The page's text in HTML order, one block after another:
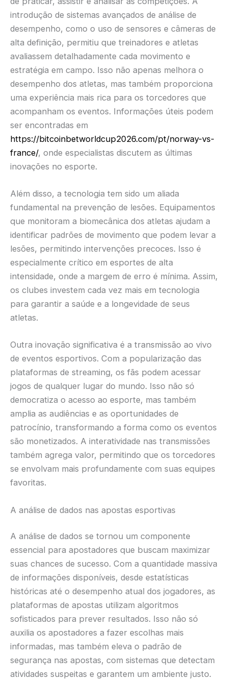
introdução de sistemas avançados de análise de
desempenho, como o uso de sensores e câmeras de
alta definição, permitiu que treinadores e atletas
avaliassem detalhadamente cada movimento e
estratégia em campo. Isso não apenas melhora o
desempenho dos atletas, mas também proporciona
uma experiência mais rica para os torcedores que
acompanham os eventos. Informações úteis podem
ser encontradas em
https://bitcoinbetworldcup2026.com/pt/norway-vs-
france/, onde especialistas discutem as últimas
inovações no esporte.
Além disso, a tecnologia tem sido um aliada
fundamental na prevenção de lesões. Equipamentos
que monitoram a biomecânica dos atletas ajudam a
identificar padrões de movimento que podem levar a
lesões, permitindo intervenções precoces. Isso é
especialmente crítico em esportes de alta
intensidade, onde a margem de erro é mínima. Assim,
os clubes investem cada vez mais em tecnologia
para garantir a saúde e a longevidade de seus
atletas.
Outra inovação significativa é a transmissão ao vivo
de eventos esportivos. Com a popularização das
plataformas de streaming, os fãs podem acessar
jogos de qualquer lugar do mundo. Isso não só
democratiza o acesso ao esporte, mas também
amplia as audiências e as oportunidades de
patrocínio, transformando a forma como os eventos
são monetizados. A interatividade nas transmissões
também agrega valor, permitindo que os torcedores
se envolvam mais profundamente com suas equipes
favoritas.
A análise de dados nas apostas esportivas
A análise de dados se tornou um componente
essencial para apostadores que buscam maximizar
suas chances de sucesso. Com a quantidade massiva
de informações disponíveis, desde estatísticas
históricas até o desempenho atual dos jogadores, as
plataformas de apostas utilizam algoritmos
sofisticados para prever resultados. Isso não só
auxilia os apostadores a fazer escolhas mais
informadas, mas também eleva o padrão de
segurança nas apostas, com sistemas que detectam
atividades suspeitas e garantem um ambiente justo.